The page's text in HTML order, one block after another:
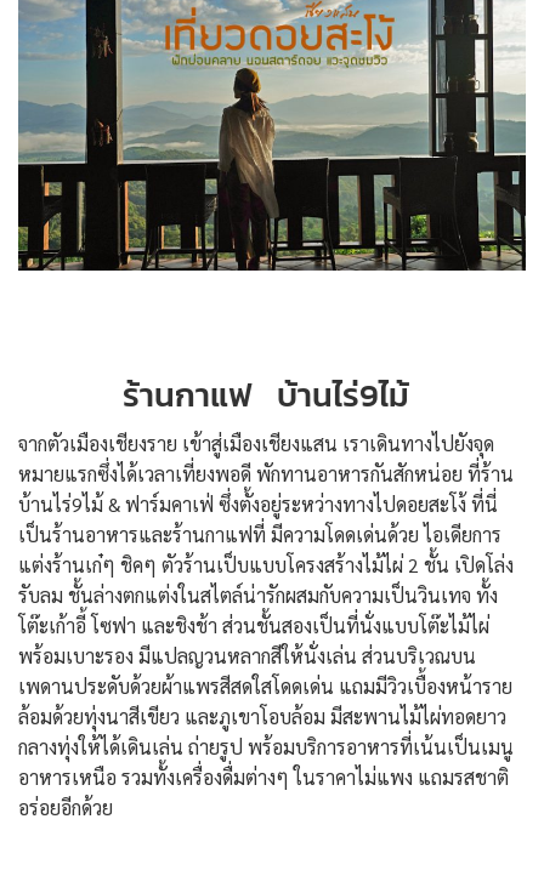
ร้านกาแฟ บ้านไร่9ไม้
จากตัวเมืองเชียงราย เข้าสู่เมืองเชียงแสน เราเดินทางไปยังจุด
หมายแรกซึ่งได้เวลาเที่ยงพอดี พักทานอาหารกันสักหน่อย ที่ร้าน
บ้านไร่9ไม้ & ฟาร์มคาเฟ่ ซึ่งตั้งอยู่ระหว่างทางไปดอยสะโง้ ที่นี่
เป็นร้านอาหารและร้านกาแฟที่ มีความโดดเด่นด้วย ไอเดียการ
แต่งร้านเก๋ๆ ชิคๆ ตัวร้านเป็บแบบโครงสร้างไม้ไผ่ 2 ชั้น เปิดโล่ง
รับลม ชั้นล่างตกแต่งในสไตล์น่ารักผสมกับความเป็นวินเทจ ทั้ง
โต๊ะเก้าอี้ โซฟา และชิงช้า ส่วนชั้นสองเป็นที่นั่งแบบโต๊ะไม้ไผ่
พร้อมเบาะรอง มีแปลญวนหลากสีให้นั่งเล่น ส่วนบริเวณบน
เพดานประดับด้วยผ้าแพรสีสดใสโดดเด่น แถมมีวิวเบื้องหน้าราย
ล้อมด้วยทุ่งนาสีเขียว และภูเขาโอบล้อม มีสะพานไม้ไผ่ทอดยาว
กลางทุ่งให้ได้เดินเล่น ถ่ายรูป พร้อมบริการอาหารที่เน้นเป็นเมนู
อาหารเหนือ รวมทั้งเครื่องดื่มต่างๆ ในราคาไม่แพง แถมรสชาติ
อร่อยอีกด้วย